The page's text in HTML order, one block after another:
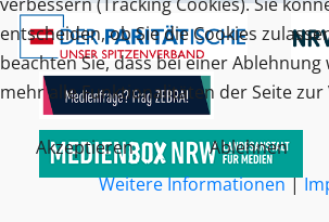
entscheiden, ob Sie die Cookies
beachten Sie, dass bei einer
mehr alle Funktionalitäten der Seite
Akzeptieren
Ablehnen
Weitere Informationen|